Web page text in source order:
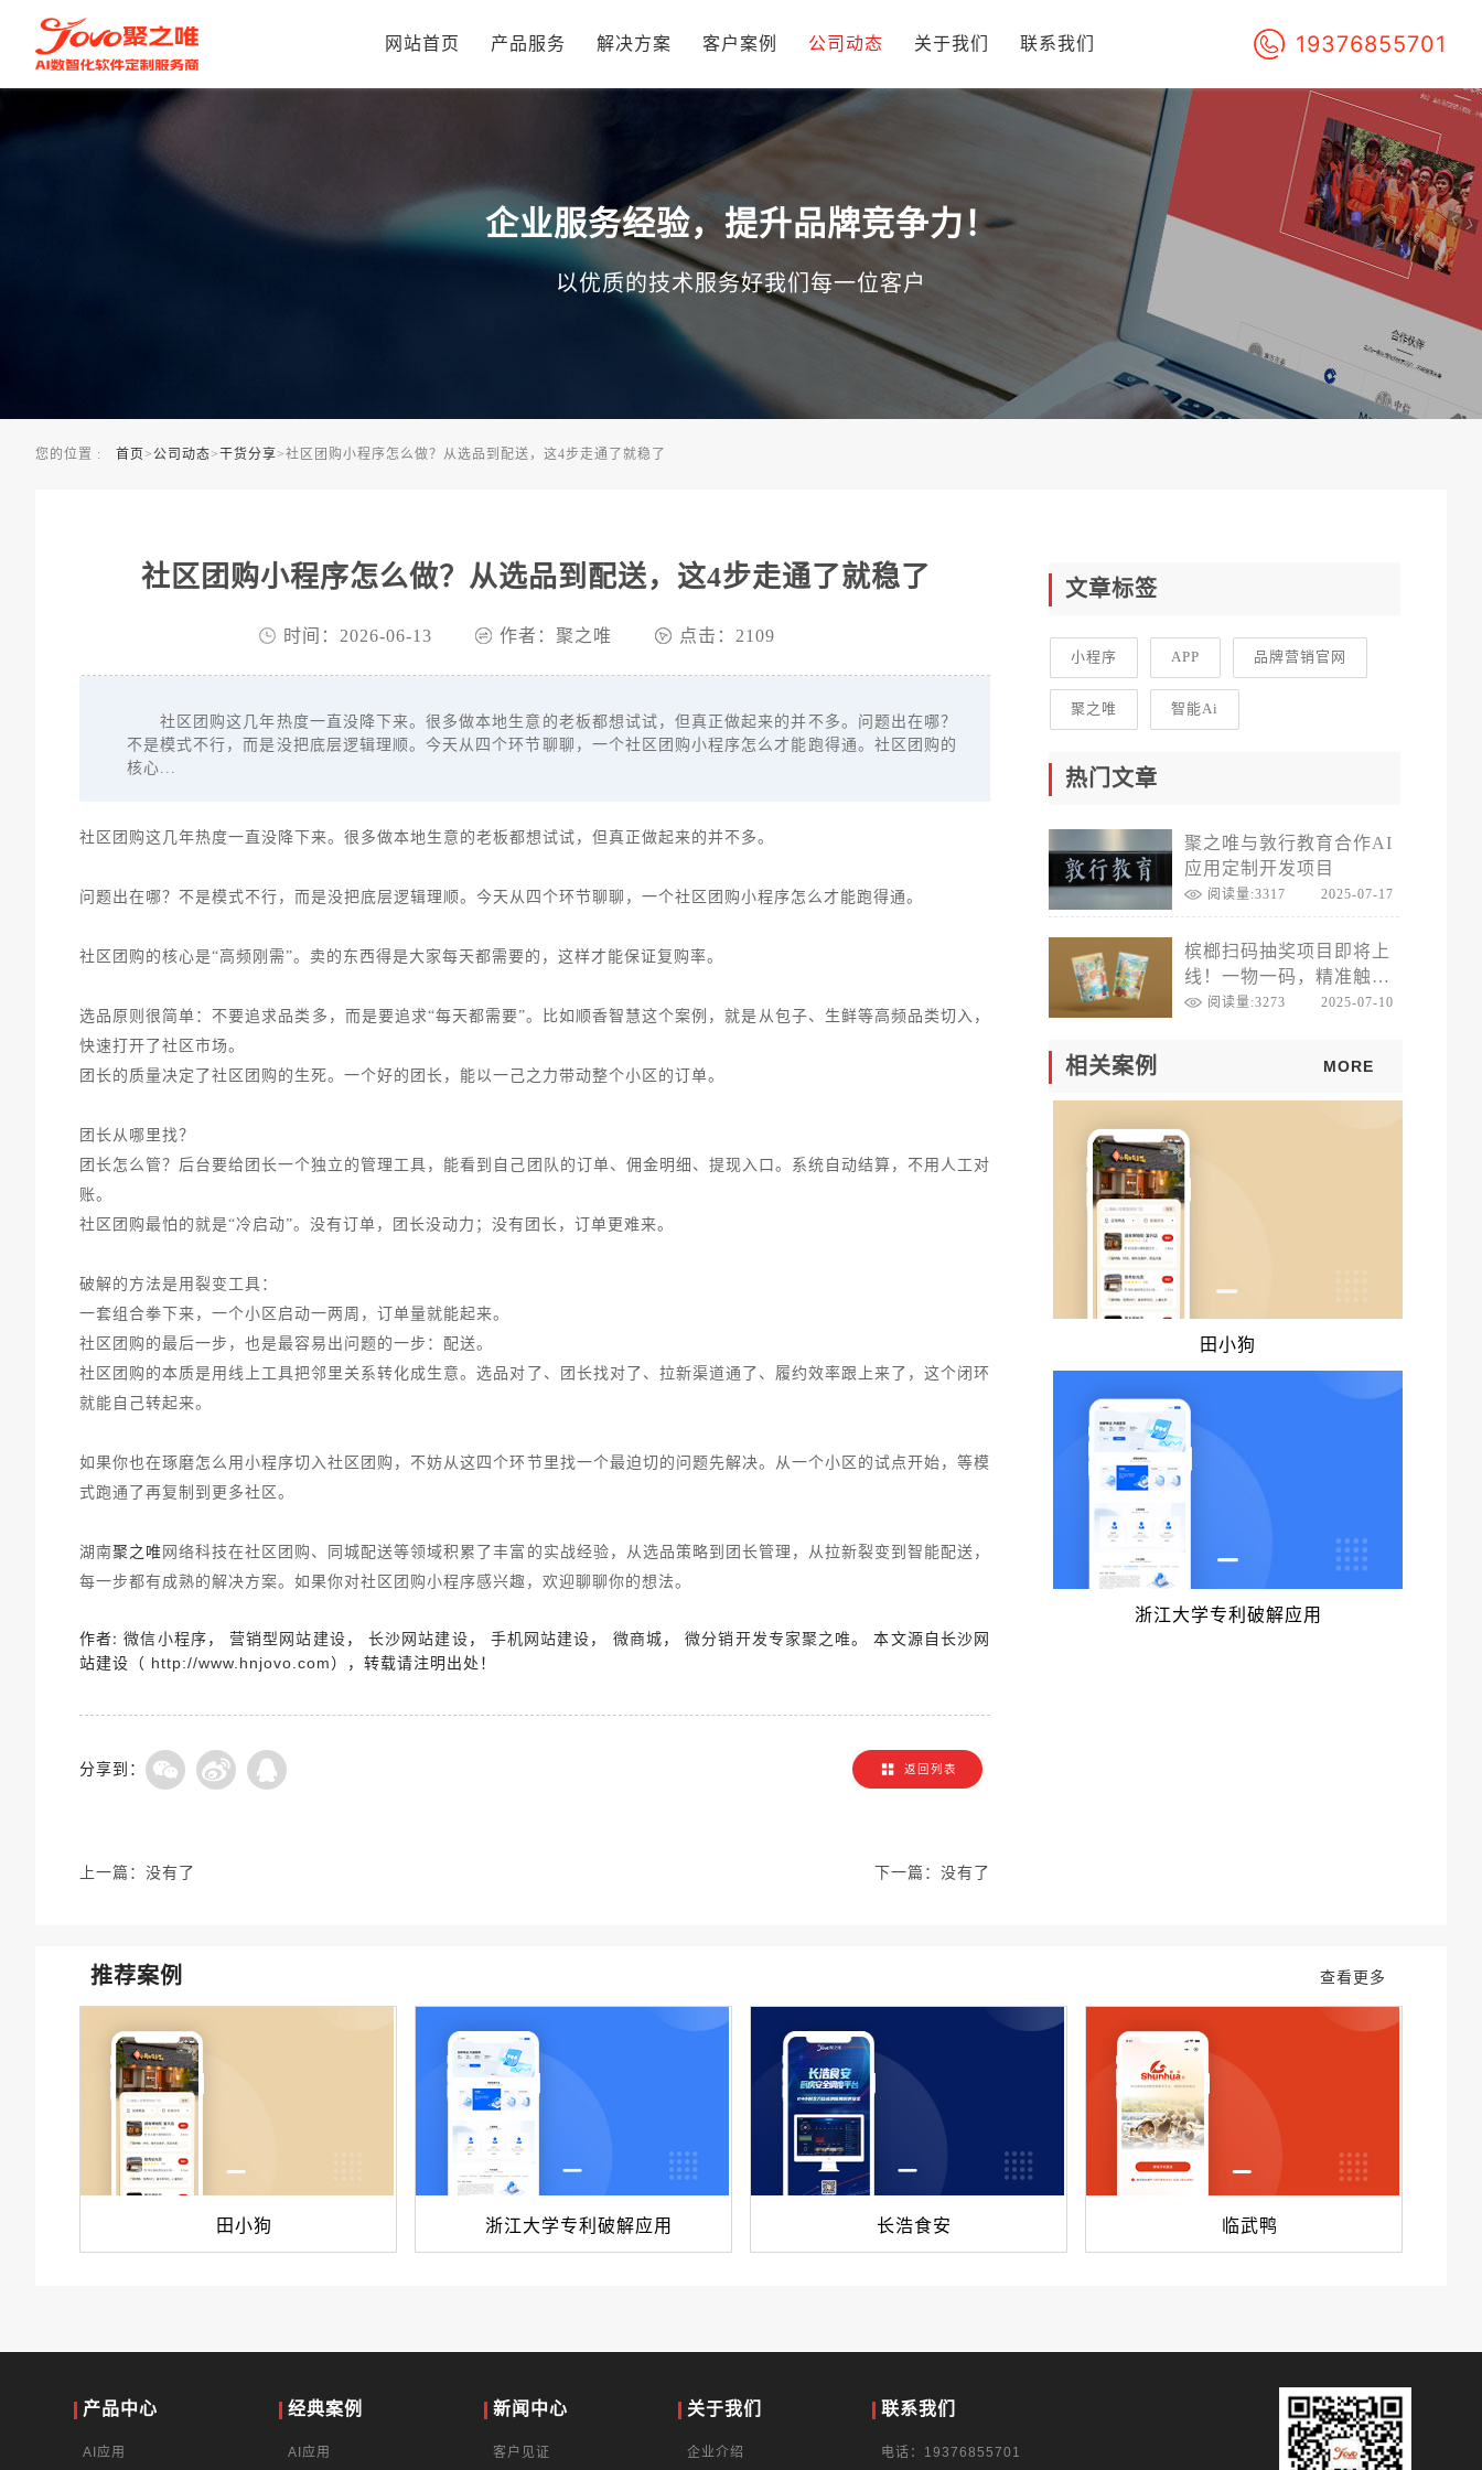
网站首页 产品服务 解决方案 客户案例 公司动态 关于我们 联系我们 19376855701
企业服务经验，提升品牌竞争力！
以优质的技术服务好我们每一位客户
您的位置 : 首页>公司动态>干货分享>社区团购小程序怎么做？从选品到配送，这4步走通了就稳了
社区团购小程序怎么做？从选品到配送，这4步走通了就稳了
时间：2026-06-13 作者：聚之唯 点击：2109
社区团购这几年热度一直没降下来。很多做本地生意的老板都想试试，但真正做起来的并不多。问题出在哪？
不是模式不行，而是没把底层逻辑理顺。今天从四个环节聊聊，一个社区团购小程序怎么才能跑得通。社区团购的
核心...
社区团购这几年热度一直没降下来。很多做本地生意的老板都想试试，但真正做起来的并不多。
问题出在哪？不是模式不行，而是没把底层逻辑理顺。今天从四个环节聊聊，一个社区团购小程序怎么才能跑得通。
社区团购的核心是“高频刚需”。卖的东西得是大家每天都需要的，这样才能保证复购率。
选品原则很简单：不要追求品类多，而是要追求“每天都需要”。比如顺香智慧这个案例，就是从包子、生鲜等高频品类切入，
快速打开了社区市场。
团长的质量决定了社区团购的生死。一个好的团长，能以一己之力带动整个小区的订单。
团长从哪里找？
团长怎么管？后台要给团长一个独立的管理工具，能看到自己团队的订单、佣金明细、提现入口。系统自动结算，不用人工对
账。
社区团购最怕的就是“冷启动”。没有订单，团长没动力；没有团长，订单更难来。
破解的方法是用裂变工具：
一套组合拳下来，一个小区启动一两周，订单量就能起来。
社区团购的最后一步，也是最容易出问题的一步：配送。
社区团购的本质是用线上工具把邻里关系转化成生意。选品对了、团长找对了、拉新渠道通了、履约效率跟上来了，这个闭环
就能自己转起来。
如果你也在琢磨怎么用小程序切入社区团购，不妨从这四个环节里找一个最迫切的问题先解决。从一个小区的试点开始，等模
式跑通了再复制到更多社区。
湖南聚之唯 网络科技在社区团购、同城配送等领域积累了丰富的实战经验，从选品策略到团长管理，从拉新裂变到智能配送，
每一步都有成熟的解决方案。如果你对社区团购小程序感兴趣，欢迎聊聊你的想法。
作者:微信小程序，营销型网站建设，长沙网站建设， 手机网站建设， 微商城，微分销开发专家聚之唯。 本文源自长沙网
站建设（ http://www.hnjovo.com），转载请注明出处！
分享到： 返回列表
上一篇： 没有了 下一篇： 没有了
文章标签
小程序 APP 品牌营销官网
聚之唯 智能Ai
热门文章
聚之唯与敦行教育合作AI
应用定制开发项目
阅读量:3317 2025-07-17
槟榔扫码抽奖项目即将上
线！一物一码，精准触
达！阅读量:3273 2025-07-10
相关案例 MORE
田小狗
浙江大学专利破解应用
推荐案例 查看更多
田小狗 浙江大学专利破解应用 长浩食安 临武鸭
产品中心
AI应用
经典案例
AI应用
新闻中心
客户见证
关于我们
企业介绍
联系我们
电话：19376855701